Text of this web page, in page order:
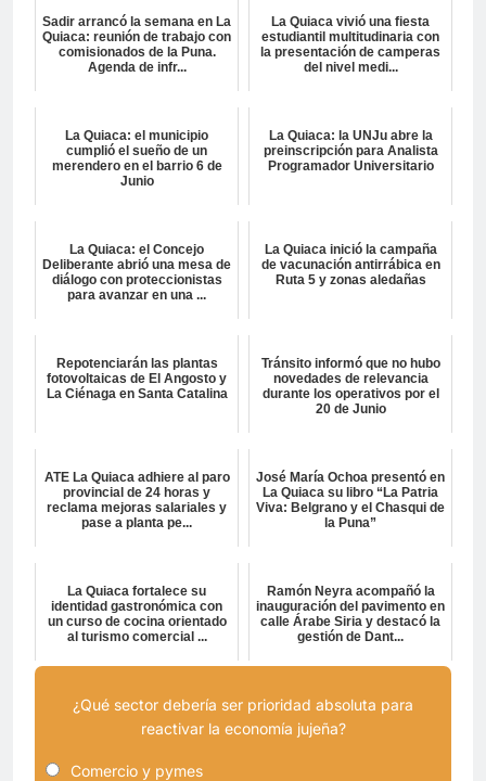
Sadir arrancó la semana en La
Quiaca: reunión de trabajo con
comisionados de la Puna.
Agenda de infr...
La Quiaca vivió una fiesta
estudiantil multitudinaria con
la presentación de camperas
del nivel medi...
La Quiaca: el municipio
cumplió el sueño de un
merendero en el barrio 6 de
Junio
La Quiaca: la UNJu abre la
preinscripción para Analista
Programador Universitario
La Quiaca: el Concejo
Deliberante abrió una mesa de
diálogo con proteccionistas
para avanzar en una ...
La Quiaca inició la campaña
de vacunación antirrábica en
Ruta 5 y zonas aledañas
Repotenciarán las plantas
fotovoltaicas de El Angosto y
La Ciénaga en Santa Catalina
Tránsito informó que no hubo
novedades de relevancia
durante los operativos por el
20 de Junio
ATE La Quiaca adhiere al paro
provincial de 24 horas y
reclama mejoras salariales y
pase a planta pe...
José María Ochoa presentó en
La Quiaca su libro “La Patria
Viva: Belgrano y el Chasqui de
la Puna”
La Quiaca fortalece su
identidad gastronómica con
un curso de cocina orientado
al turismo comercial ...
Ramón Neyra acompañó la
inauguración del pavimento en
calle Árabe Siria y destacó la
gestión de Dant...
¿Qué sector debería ser prioridad absoluta para
reactivar la economía jujeña?
Comercio y pymes